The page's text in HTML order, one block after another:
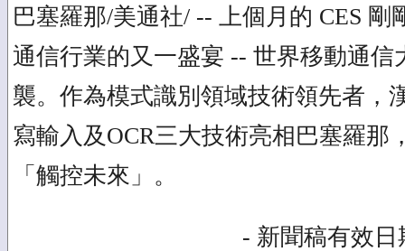
巴塞羅那/美通社/ -- 上個月的 CES 剛
通信行業的又一盛宴 -- 世界移動通信
襲。作為模式識別領域技術領先者，
寫輸入及OCR三大技術亮相巴塞羅那
「觸控未來」。
- 新聞稿有效日